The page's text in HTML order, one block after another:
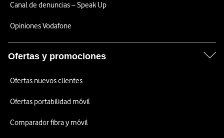
Canal de denuncias – Speak Up
Opiniones Vodafone
Ofertas y promociones
Ofertas nuevos clientes
Ofertas portabilidad móvil
Comparador fibra y móvil